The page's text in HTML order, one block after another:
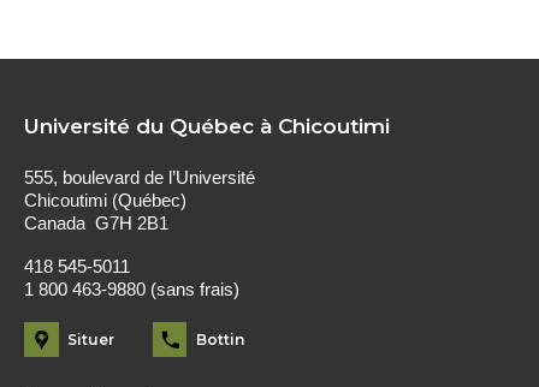
Université du Québec à Chicoutimi
555, boulevard de l’Université
Chicoutimi (Québec)
Canada G7H 2B1
418 545-5011
1 800 463-9880 (sans frais)
Situer Bottin